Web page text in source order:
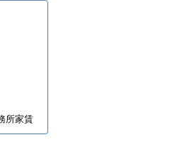
所家賃